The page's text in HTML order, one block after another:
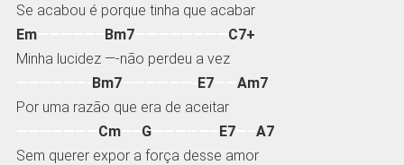
Se acabou é porque tinha que acabar
Em—————– Bm7———————— C7+
Minha lucidez —-não perdeu a vez
Bm7——————- E7—— Am7
Por uma razão que era de aceitar
Cm—– G—————– E7—– A7
Sem querer expor a força desse amor